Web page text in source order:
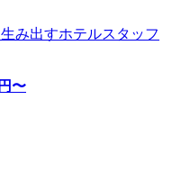
み出すホテルスタッフ
円〜